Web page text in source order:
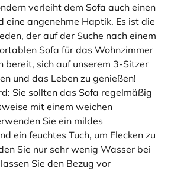
verleiht dem Sofa auch einen
eine angenehme Haptik. Es ist die
der auf der Suche nach einem
Sofa für das Wohnzimmer
bereit, sich auf unserem 3-Sitzer
und das Leben zu genießen!
Sie sollten das Sofa regelmäßig
mit einem weichen
Sie ein mildes
ein feuchtes Tuch, um Flecken zu
Sie nur sehr wenig Wasser bei
Sie den Bezug vor